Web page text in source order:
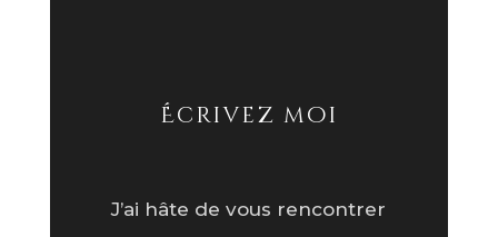
Écrivez moi
J’ai hâte de vous rencontrer